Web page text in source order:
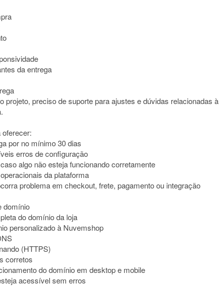
da entrega
projeto, preciso de suporte para ajustes e dúvidas relacionadas à
por no mínimo 30 dias
erros de configuração
algo não esteja funcionando corretamente
da plataforma
problema em checkout, frete, pagamento ou integração
domínio
do domínio da loja
personalizado à Nuvemshop
(HTTPS)
corretos
do domínio em desktop e mobile
acessível sem erros